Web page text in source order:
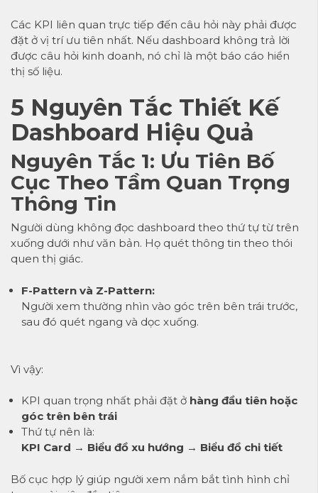
Các KPI liên quan trực tiếp đến câu hỏi này phải được
đặt ở vị trí ưu tiên nhất. Nếu dashboard không trả lời
được câu hỏi kinh doanh, nó chỉ là một báo cáo hiển
thị số liệu.
5 Nguyên Tắc Thiết Kế
Dashboard Hiệu Quả
Nguyên Tắc 1: Ưu Tiên Bố
Cục Theo Tầm Quan Trọng
Thông Tin
Người dùng không đọc dashboard theo thứ tự từ trên
xuống dưới như văn bản. Họ quét thông tin theo thói
quen thị giác.
F-Pattern và Z-Pattern:
Người xem thường nhìn vào góc trên bên trái trước,
sau đó quét ngang và dọc xuống.
Vì vậy:
KPI quan trọng nhất phải đặt ở hàng đầu tiên hoặc
góc trên bên trái
Thứ tự nên là:
KPI Card → Biểu đồ xu hướng → Biểu đồ chi tiết
Bố cục hợp lý giúp người xem nắm bắt tình hình chỉ